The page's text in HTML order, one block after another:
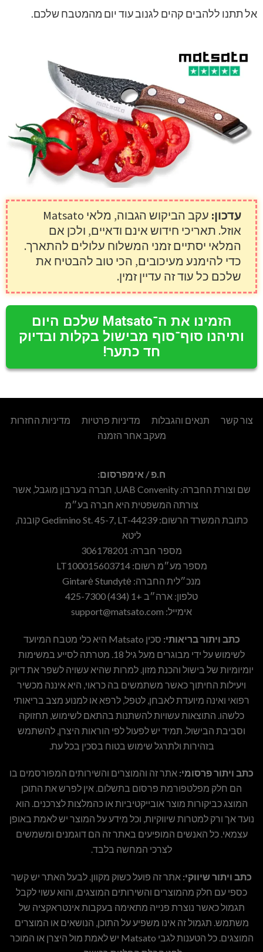
אל תתנו ללהבים קהים לגנוב עוד יום מהמטבח שלכם.
עדכון:
עקב הביקוש הגבוה, מלאי Matsato
אוזל. תאריכי חידוש אינם ודאיים, ולכן אם
המלאי יסתיים זמני המשלוח עלולים להתארך.
כדי להימנע מעיכובים, הכי טוב להבטיח את
שלכם כל עוד זה עדיין זמין.
הזמינו את ה־Matsato שלכם היום
ותיהנו סוף־סוף מבישול בקלות ובדיוק
חד כתער!
צור קשר תנאים והגבלות מדיניות פרטיות
מדיניות החזרות
מעקב אחר הזמנה
ח.פ / אימפרסום:
שם וצורת החברה: UAB Convenity, חברה בערבון מוגבל, אשר
צורתה המשפטית היא חברה בע״מ
כתובת המשרד הרשום: Gedimino St. 45-7, LT-44239 קובנה,
ליטא
מספר חברה: 306178201
מספר מע״מ רשום: LT100015603714
מנכ״לית החברה: Gintarė Stundytė
טלפון: ארה״ב +1 (434) 425-7300
אימייל: support@matsato.com
כתב ויתור בריאותי:
סכין Matsato היא כלי מטבח המיועד
לשימוש על ידי מבוגרים מעל גיל 18. מטרתה לסייע במשימות
יומיומיות של בישול והכנת מזון. למרות שהיא עשויה לשפר את דיוק
ויעילות החיתוך כאשר משתמשים בה כראוי, היא איננה מכשיר
רפואי ואינה מיועדת לאבחן, לטפל, לרפא או למנוע מצב בריאותי
כלשהו. התוצאות עשויות להשתנות בהתאם לשימוש, תחזוקה
וסביבת הבישול. תמיד יש לפעול לפי הוראות היצרן, להשתמש
בזהירות ולתרגל שימוש בטוח בסכין בכל עת.
כתב ויתור פרסומי: אתר זה והמוצרים והשירותים המפורסמים בו
הם חלק מפלטפורמת פרסום בתשלום. אין לפרש את התוכן
המוצג כביקורות מוצר אובייקטיביות או כהמלצות לצרכנים. הוא
נועד אך ורק למטרות שיווקיות, וכל מידע על המוצר יש לאמת באופן
עצמאי. כל האנשים המופיעים באתר זה הם דוגמנים ומשמשים
לצרכי המחשה בלבד.
כתב ויתור שיווקי: אתר זה פועל כשוק מקוון. לבעל האתר יש קשר
כספי עם חלק מהמוצרים והשירותים המוצגים, והוא עשוי לקבל
תגמול כאשר נוצרת פנייה מתאימה בעקבות אינטראקציה של
משתמש. תגמול זה אינו משפיע על התוכן, הנושאים או המוצרים
המוצגים. כל הטענות לגבי Matsato יש לאמת מול היצרן או המוכר